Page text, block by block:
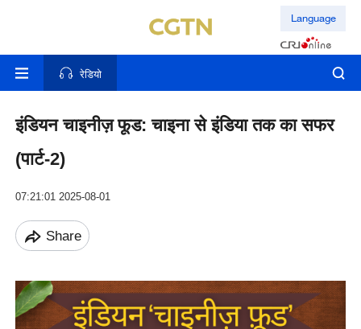
Language
रेडियो
इंडियन चाइनीज़ फूड: चाइना से इंडिया तक का सफर
(पार्ट-2)
07:21:01 2025-08-01
Share